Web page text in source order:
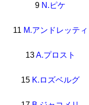
9 N.ピケ
11 M.アンドレッティ
13A.プロスト
15 K.ロズベルグ